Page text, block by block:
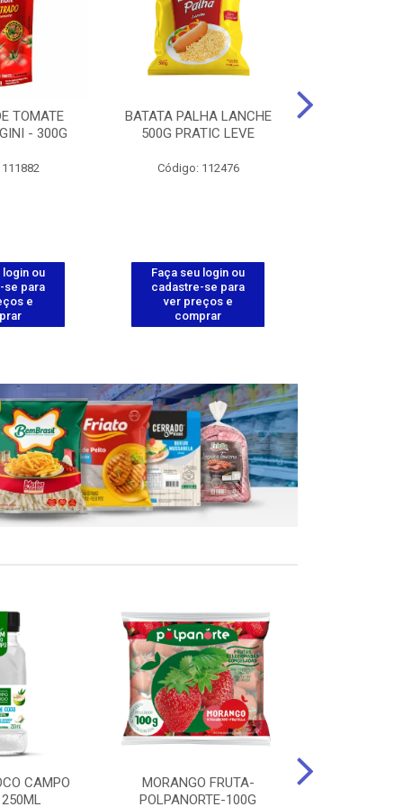
TOMATE
- 300G
login ou
se para
e
BATATA PALHA LANCHE
500G PRATIC LEVE
Código: 112476
Faça seu login ou
cadastre-se para
ver preços e
comprar
CAMPO
MORANGO FRUTA-
POLPANORTE-100G